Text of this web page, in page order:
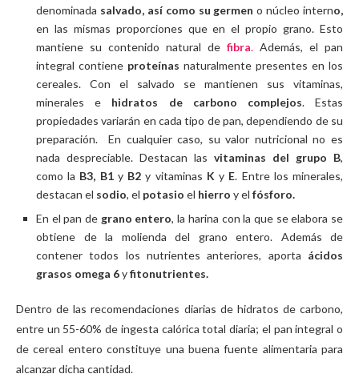
denominada salvado, así como su germeno núcleo interno,
en las mismas proporciones que en el propio grano. Esto
mantiene su contenido natural de fibra. Además, el pan
integral contiene proteínas naturalmente presentes en los
cereales. Con el salvado se mantienen sus vitaminas,
minerales e hidratos de carbono complejos. Estas
propiedades variarán en cada tipo de pan, dependiendo de su
preparación. En cualquier caso, su valor nutricional no es
nada despreciable. Destacan las vitaminas del grupo B,
como la B3, B1y B2y vitaminas Ky E. Entre los minerales,
destacan el sodio, el potasio el hierro y el fósforo.
En el pan de grano entero, la harina con la que se elabora se
obtiene de la molienda del grano entero. Además de
contener todos los nutrientes anteriores, aporta ácidos
grasos omega 6yfitonutrientes.
Dentro de las recomendaciones diarias de hidratos de carbono,
entre un 55-60% de ingesta calórica total diaria; el pan integral o
de cereal entero constituye una buena fuente alimentaria para
alcanzar dicha cantidad.